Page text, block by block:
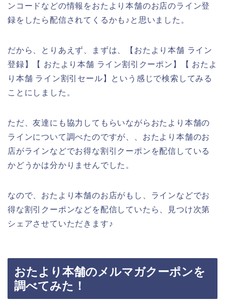
ンコードなどの情報をおたより本舗のお店のライン登
録をしたら配信されてくるかも♪と思いました。
だから、とりあえず、まずは、【おたより本舗 ライン
登録】【 おたより本舗 ライン割引クーポン】【 おたよ
り本舗 ライン割引セール】という感じで検索してみる
ことにしました。
ただ、友達にも協力してもらいながらおたより本舗の
ラインについて調べたのですが、、おたより本舗のお
店がラインなどでお得な割引クーポンを配信している
かどうかは分かりませんでした。
なので、おたより本舗のお店がもし、ラインなどでお
得な割引クーポンなどを配信していたら、見つけ次第
シェアさせていただきます♪
おたより本舗のメルマガクーポンを
調べてみた！